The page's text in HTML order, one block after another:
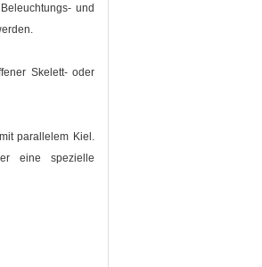
und
Skelett- oder
parallelem Kiel.
eine spezielle